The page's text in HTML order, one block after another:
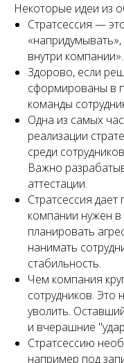
Некоторые идеи из
Стратсессия —
внутри компании».
Здорово, если
сформированы в
команды
Одна из самых
реализации
среди
Важно
аттестации.
Стратсессия
компании нужен
планировать
нанимать
стабильность.
Чем компания
сотрудников. Это
уволить.
и вчерашние
Стратсессию
например под